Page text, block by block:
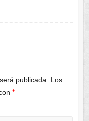
publicada. Los
*